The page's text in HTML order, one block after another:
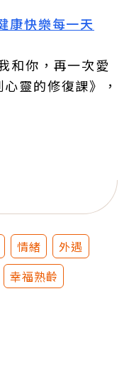
康快樂每一天
和你，再一次愛
靈的修復課》，
情緒
外遇
幸福熟齡